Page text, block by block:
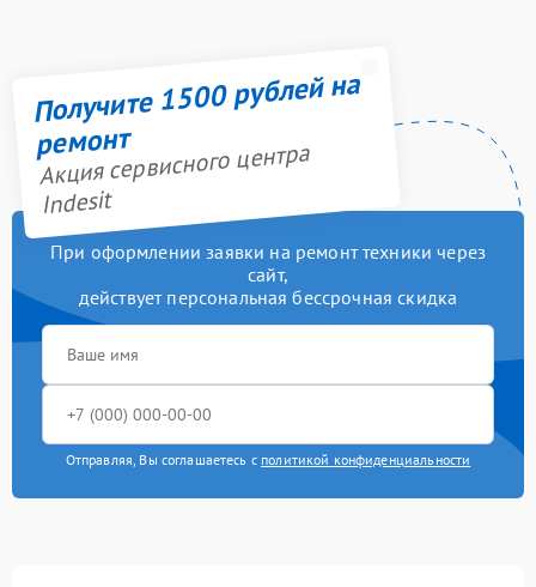
Получите 1500 рублей на
ремонт
Акция сервисного центра
Indesit
При оформлении заявки на ремонт техники через
сайт,
действует персональная бессрочная скидка
Отправляя, Вы соглашаетесь с политикой конфиденциальности